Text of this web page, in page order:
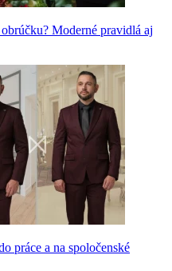
Moderné pravidlá aj
práce a na spoločenské